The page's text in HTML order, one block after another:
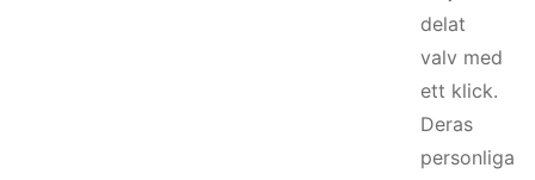
delat
valv med
ett klick.
Deras
personliga